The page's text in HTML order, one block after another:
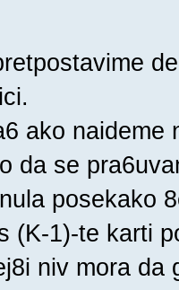
ako naideme
da se
posekako
(K-1)-te karti
niv mora da